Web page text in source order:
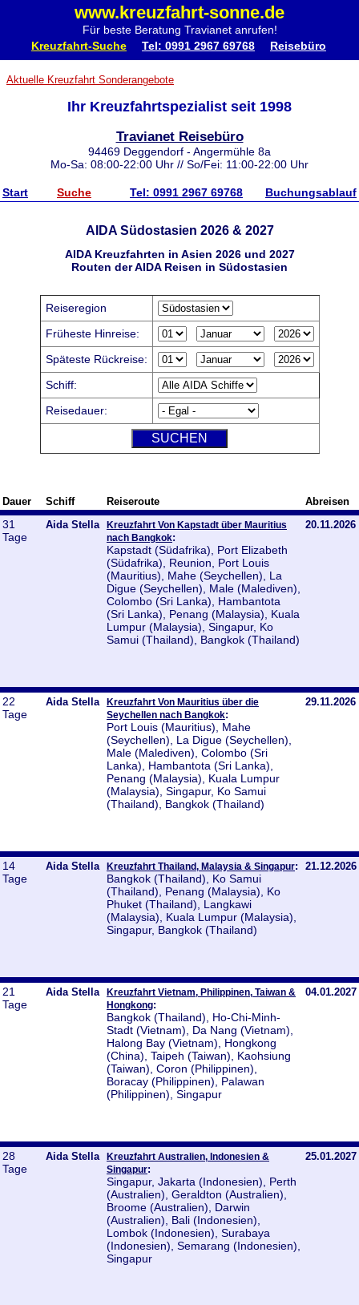
www.kreuzfahrt-sonne.de
Für beste Beratung Travianet anrufen!
Kreuzfahrt-Suche Tel: 0991 2967 69768 Reisebüro
Aktuelle Kreuzfahrt Sonderangebote
Ihr Kreuzfahrtspezialist seit 1998
Travianet Reisebüro
94469 Deggendorf - Angermühle 8a
Mo-Sa: 08:00-22:00 Uhr // So/Fei: 11:00-22:00 Uhr
Start Suche Tel: 0991 2967 69768 Buchungsablauf
AIDA Südostasien 2026 & 2027
AIDA Kreuzfahrten in Asien 2026 und 2027
Routen der AIDA Reisen in Südostasien
Reiseregion
Früheste Hinreise:
Späteste Rückreise:
Schiff:
Reisedauer:
Dauer Schiff Reiseroute Abreisen
31
Tage
Aida Stella
Kreuzfahrt Von Kapstadt über Mauritius
nach Bangkok:
Kapstadt (Südafrika), Port Elizabeth
(Südafrika), Reunion, Port Louis
(Mauritius), Mahe (Seychellen), La
Digue (Seychellen), Male (Malediven),
Colombo (Sri Lanka), Hambantota
(Sri Lanka), Penang (Malaysia), Kuala
Lumpur (Malaysia), Singapur, Ko
Samui (Thailand), Bangkok (Thailand)
20.11.2026
22
Tage
Aida Stella
Kreuzfahrt Von Mauritius über die
Seychellen nach Bangkok:
Port Louis (Mauritius), Mahe
(Seychellen), La Digue (Seychellen),
Male (Malediven), Colombo (Sri
Lanka), Hambantota (Sri Lanka),
Penang (Malaysia), Kuala Lumpur
(Malaysia), Singapur, Ko Samui
(Thailand), Bangkok (Thailand)
29.11.2026
14
Tage
Aida Stella Kreuzfahrt Thailand, Malaysia & Singapur:
Bangkok (Thailand), Ko Samui
(Thailand), Penang (Malaysia), Ko
Phuket (Thailand), Langkawi
(Malaysia), Kuala Lumpur (Malaysia),
Singapur, Bangkok (Thailand)
21.12.2026
21
Tage
Aida Stella
Kreuzfahrt Vietnam, Philippinen, Taiwan &
Hongkong:
Bangkok (Thailand), Ho-Chi-Minh-
Stadt (Vietnam), Da Nang (Vietnam),
Halong Bay (Vietnam), Hongkong
(China), Taipeh (Taiwan), Kaohsiung
(Taiwan), Coron (Philippinen),
Boracay (Philippinen), Palawan
(Philippinen), Singapur
04.01.2027
28
Tage
Aida Stella
Kreuzfahrt Australien, Indonesien &
Singapur:
Singapur, Jakarta (Indonesien), Perth
(Australien), Geraldton (Australien),
Broome (Australien), Darwin
(Australien), Bali (Indonesien),
Lombok (Indonesien), Surabaya
(Indonesien), Semarang (Indonesien),
Singapur
25.01.2027